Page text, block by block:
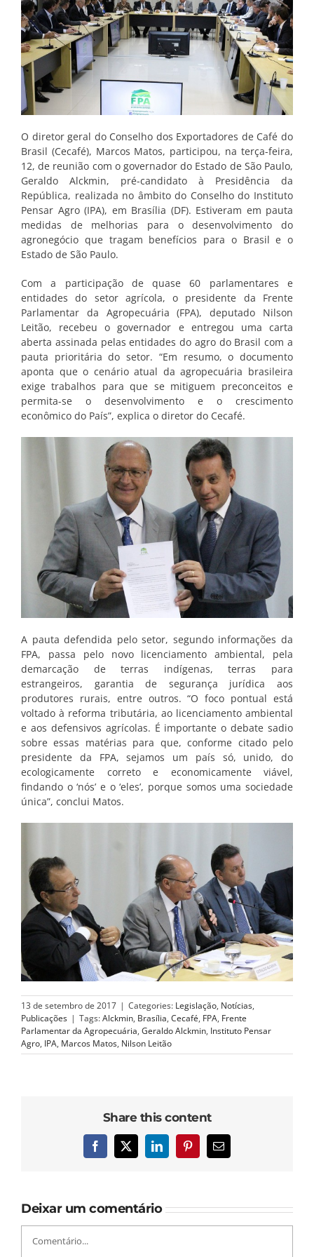
O diretor geral do Conselho dos Exportadores de Café do
Brasil (Cecafé), Marcos Matos, participou, na terça-feira,
12, de reunião com o governador do Estado de São Paulo,
Geraldo Alckmin, pré-candidato à Presidência da
República, realizada no âmbito do Conselho do Instituto
Pensar Agro (IPA), em Brasília (DF). Estiveram em pauta
medidas de melhorias para o desenvolvimento do
agronegócio que tragam benefícios para o Brasil e o
Estado de São Paulo.
Com a participação de quase 60 parlamentares e
entidades do setor agrícola, o presidente da Frente
Parlamentar da Agropecuária (FPA), deputado Nilson
Leitão, recebeu o governador e entregou uma carta
aberta assinada pelas entidades do agro do Brasil com a
pauta prioritária do setor. “Em resumo, o documento
aponta que o cenário atual da agropecuária brasileira
exige trabalhos para que se mitiguem preconceitos e
permita-se o desenvolvimento e o crescimento
econômico do País”, explica o diretor do Cecafé.
A pauta defendida pelo setor, segundo informações da
FPA, passa pelo novo licenciamento ambiental, pela
demarcação de terras indígenas, terras para
estrangeiros, garantia de segurança jurídica aos
produtores rurais, entre outros. “O foco pontual está
voltado à reforma tributária, ao licenciamento ambiental
e aos defensivos agrícolas. É importante o debate sadio
sobre essas matérias para que, conforme citado pelo
presidente da FPA, sejamos um país só, unido, do
ecologicamente correto e economicamente viável,
findando o ‘nós’ e o ‘eles’, porque somos uma sociedade
única”, conclui Matos.
13 de setembro de 2017 | Categories: Legislação, Notícias,
Publicações | Tags:Alckmin, Brasília, Cecafé, FPA, Frente
Parlamentar da Agropecuária, Geraldo Alckmin, Instituto Pensar
Agro, IPA, Marcos Matos, Nilson Leitão
Share this content
Facebook
X LinkedInPinterest
E-
Deixar um comentário